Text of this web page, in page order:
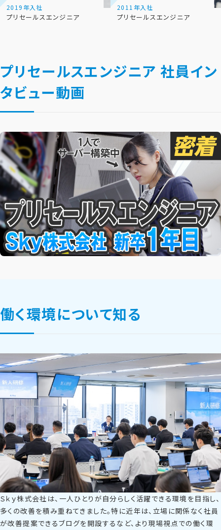
2019年入社
プリセールスエンジニア
2011年入社
プリセールスエンジニア
プリセールスエンジニア 社員イン
タビュー動画
働く環境について知る
Ｓｋｙ株式会社は、一人ひとりが自分らしく活躍できる環境を目指し、
多くの改善を積み重ねてきました。特に近年は、立場に関係なく社員
が改善提案できるブログを開設するなど、より現場視点での働く環